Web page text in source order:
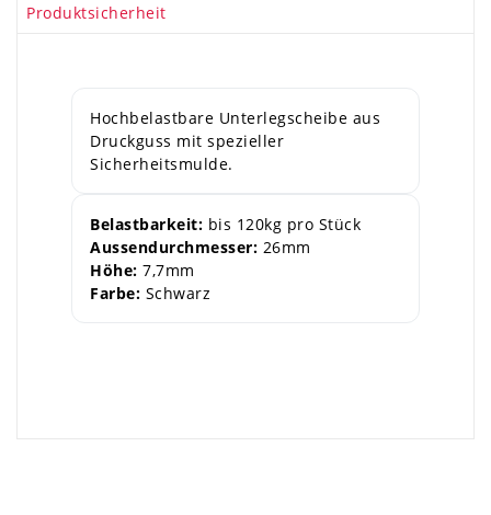
Produktsicherheit
Hochbelastbare Unterlegscheibe aus
Druckguss mit spezieller
Sicherheitsmulde.
Belastbarkeit: bis 120kg pro Stück
Aussendurchmesser: 26mm
Höhe: 7,7mm
Farbe: Schwarz